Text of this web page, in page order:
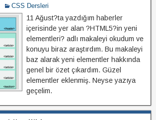
CSS Dersleri
11 Ağust?ta yazdığım haberler
içerisinde yer alan ?HTML5?in yeni
elementleri? adlı makaleyi okudum ve
konuyu biraz araştırdım. Bu makaleyi
baz alarak yeni elementler hakkında
genel bir özet çıkardım. Güzel
elementler eklenmiş. Neyse yazıya
geçelim.